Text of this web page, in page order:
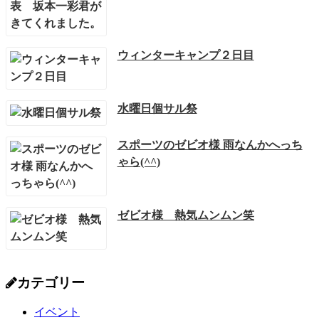
ウィンターキャンプ２日目
水曜日個サル祭
スポーツのゼビオ様 雨なんかへっち
ゃら(^^)
ゼビオ様 熱気ムンムン笑
カテゴリー
イベント